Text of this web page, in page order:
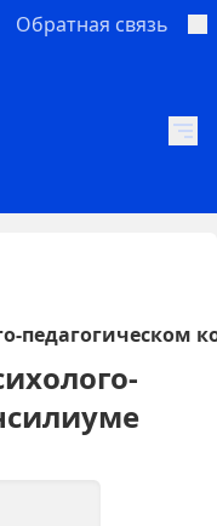
Обратная связь
педагогическом